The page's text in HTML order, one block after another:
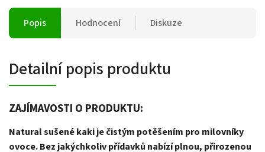
Popis Hodnocení Diskuze
Detailní popis produktu
ZAJÍMAVOSTI O PRODUKTU:
Natural sušené kaki je čistým potěšením pro milovníky
ovoce. Bez jakýchkoliv přídavků nabízí plnou, přirozenou